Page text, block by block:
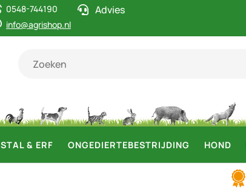
0548-744190
info@agrishop.nl
Advies
STAL & ERF ONGEDIERTEBESTRIJDING HOND